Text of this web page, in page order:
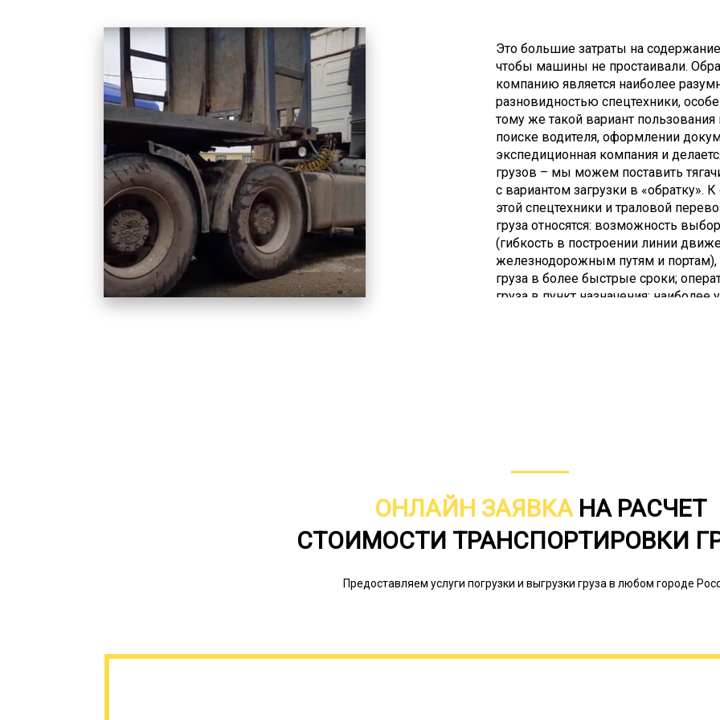
Это большие затраты на
чтобы машины не простаивали.
компанию является наиболее
разновидностью спецтехники,
тому же такой вариант
поиске водителя, оформлении
экспедиционная компания и
грузов – мы можем поставить
с вариантом загрузки в «обратку».
этой спецтехники и траловой
груза относятся: возможность
(гибкость в построении линии
железнодорожным путям и портам),
груза в более быстрые сроки;
груза в пункт назначения;
ОНЛАЙН ЗАЯВКАНА РАСЧЕТ
СТОИМОСТИ ТРАНСПОРТИРОВКИ
Предоставляем услуги погрузки и выгрузки груза в любом городе